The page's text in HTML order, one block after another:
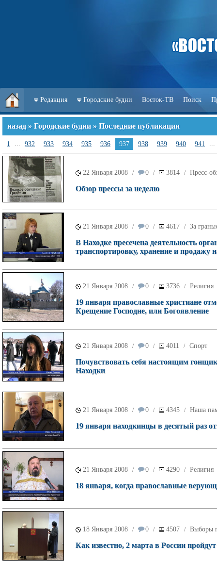
Редакция Городские будни Восток-ТВ Поиск
назад » Городские будни » Последние публикации
1 ... 932 933 934 935 936 937 938 939 940 941 ...
22 Января 2008 / 0 / 3814 / Пресс-
Обзор прессы за неделю
21 Января 2008 / 0 / 4617 / За
В Находке пресечена деятельность
транспортировку, хранение и продажу
21 Января 2008 / 0 / 3736 / Религия
19 января православные христиане
Крещение Господне, или Богоявление
21 Января 2008 / 0 / 4011 / Спорт
Почувствовать себя настоящим
Находки
21 Января 2008 / 0 / 4345 / Наша
19 января находкинцы в десятый раз
21 Января 2008 / 0 / 4290 / Религия
18 января, когда православные
18 Января 2008 / 0 / 4507 / Выборы
Как известно, 2 марта в России